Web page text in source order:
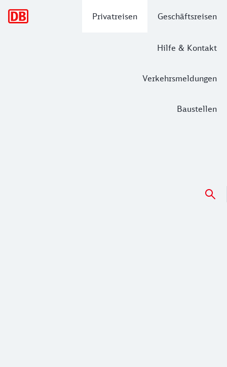
Privatreisen Geschäftsreisen
Hilfe & Kontakt
Verkehrsmeldungen
Baustellen